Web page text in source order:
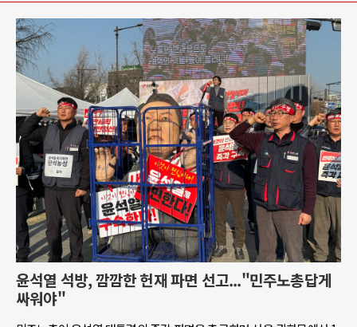
윤석열 석방, 깜깜한 헌재 파면 선고..."민주노총답게
싸워야"